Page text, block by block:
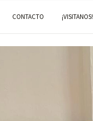
CONTACTO ¡VISITANOS!